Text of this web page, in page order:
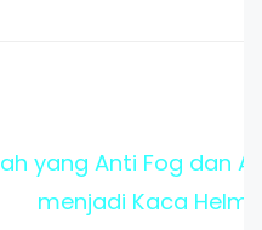
yang Anti Fog dan
menjadi Kaca Helm